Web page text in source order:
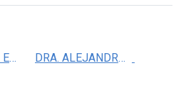
M. EN C. MARIA EDITH GONZALEZ SERRANO DRA. ALEJANDRA AQUINO ANDRADE